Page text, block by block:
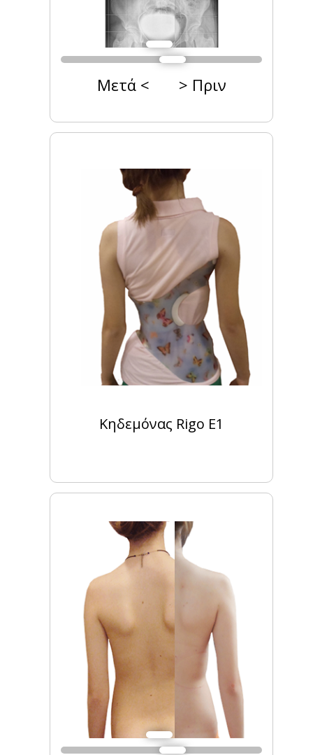
Μετά < > Πριν
Κηδεμόνας Rigo E1